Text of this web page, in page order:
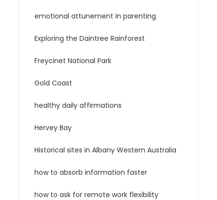
emotional attunement in parenting
Exploring the Daintree Rainforest
Freycinet National Park
Gold Coast
healthy daily affirmations
Hervey Bay
Historical sites in Albany Western Australia
how to absorb information faster
how to ask for remote work flexibility